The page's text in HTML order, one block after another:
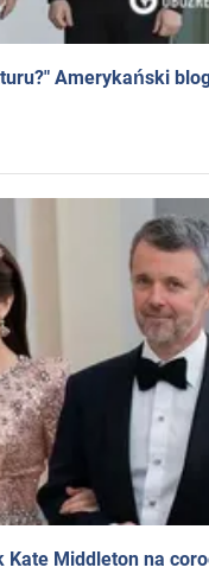
Amerykański
Kate Middleton na